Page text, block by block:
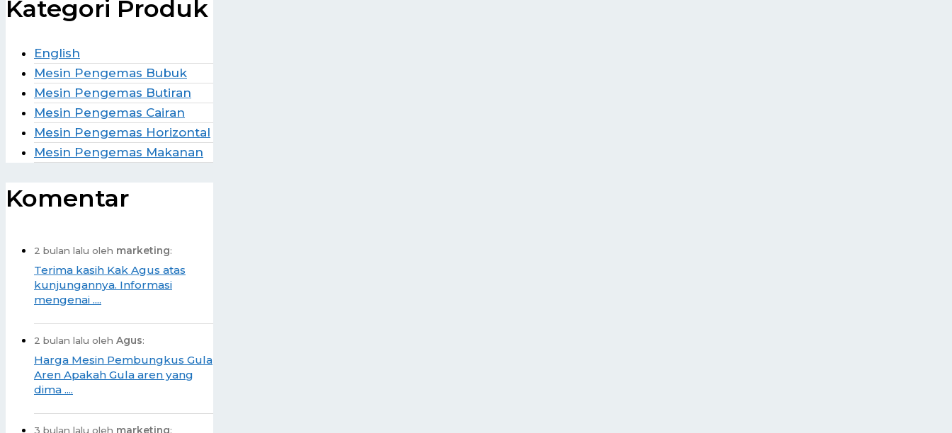
Kategori Produk
English
Mesin Pengemas Bubuk
Mesin Pengemas Butiran
Mesin Pengemas Cairan
Mesin Pengemas Horizontal
Mesin Pengemas Makanan
Komentar
2 bulan lalu oleh marketing:
Terima kasih Kak Agus atas
kunjungannya. Informasi
mengenai ....
2 bulan lalu oleh Agus:
Harga Mesin Pembungkus Gula
Aren Apakah Gula aren yang
dima ....
3 bulan lalu oleh marketing: